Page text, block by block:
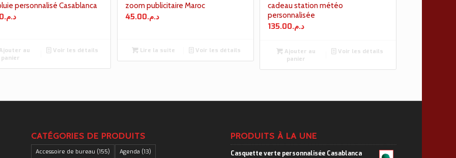
personnalisé Casablanca
د.م.
Ajouter au
panier
Voir les détails
zoom publicitaire Maroc
د.م.45.00
Lire la suite Voir les détails
cadeau station météo
personnalisée
د.م.135.00
Ajouter au
panier
Voir les détails
CATÉGORIES DE PRODUITS
Accessoire de bureau (155) Agenda (13)
PRODUITS À LA UNE
Casquette verte personnalisée Casablanca